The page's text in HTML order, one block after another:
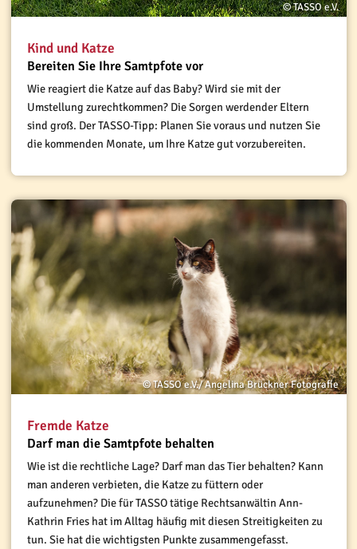
© TASSO e.V.
Kind und Katze
Bereiten Sie Ihre Samtpfote vor
Wie reagiert die Katze auf das Baby? Wird sie mit der
Umstellung zurechtkommen? Die Sorgen werdender Eltern
sind groß. Der TASSO-Tipp: Planen Sie voraus und nutzen Sie
die kommenden Monate, um Ihre Katze gut vorzubereiten.
© TASSO e.V./ Angelina Brückner Fotografie
Fremde Katze
Darf man die Samtpfote behalten
Wie ist die rechtliche Lage? Darf man das Tier behalten? Kann
man anderen verbieten, die Katze zu füttern oder
aufzunehmen? Die für TASSO tätige Rechtsanwältin Ann-
Kathrin Fries hat im Alltag häufig mit diesen Streitigkeiten zu
tun. Sie hat die wichtigsten Punkte zusammengefasst.